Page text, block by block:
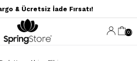
& Ücretsiz İade Fırsatı!
0